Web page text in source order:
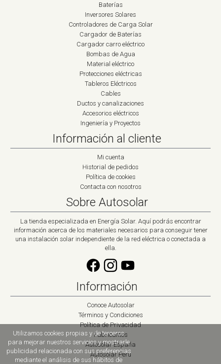
Baterías
Inversores Solares
Controladores de Carga Solar
Cargador de Baterías
Cargador carro eléctrico
Bombas de Agua
Material eléctrico
Protecciones eléctricas
Tableros Eléctricos
Cables
Ductos y canalizaciones
Accesorios eléctricos
Ingeniería y Proyectos
Información al cliente
Mi cuenta
Historial de pedidos
Política de cookies
Contacta con nosotros
Sobre Autosolar
La tienda especializada en Energía Solar. Aquí podrás encontrar
información acerca de los materiales necesarios para conseguir tener
una instalación solar independiente de la red eléctrica o conectada a
ella.
Información
Conoce Autosolar
Términos y Condiciones
Política de Privacidad
Fabricantes
Autosolar España
Autosolar Peru
Utilizamos cookies propias y de terceros
para mejorar nuestros servicios y mostrarle
publicidad relacionada con sus preferencias
mediante el análisis de sus hábitos de